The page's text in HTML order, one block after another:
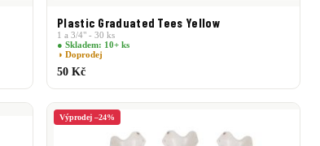
Plastic Graduated Tees Yellow
1 a 3/4" - 30 ks
● Skladem: 10+ ks
◑ Doprodej
50 Kč
Výprodej –24%